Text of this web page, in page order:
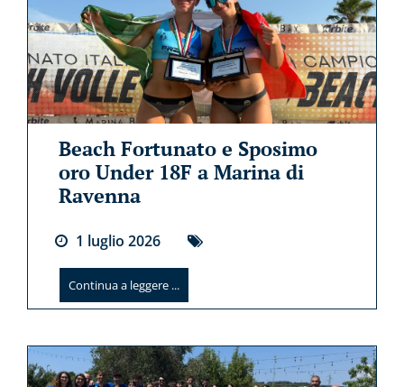
Beach Fortunato e Sposimo
oro Under 18F a Marina di
Ravenna
1 luglio 2026
Continua a leggere ...